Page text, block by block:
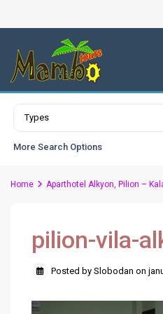
Advanced Search
Types
More Search Options
Home Aparthotel Alkyon, Pilion –
pilion-vila-
Posted by Slobodan on